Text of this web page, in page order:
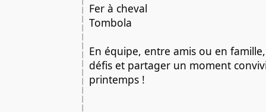
Fer à cheval
Tombola
En équipe, entre amis ou en
défis et partager un moment
printemps !